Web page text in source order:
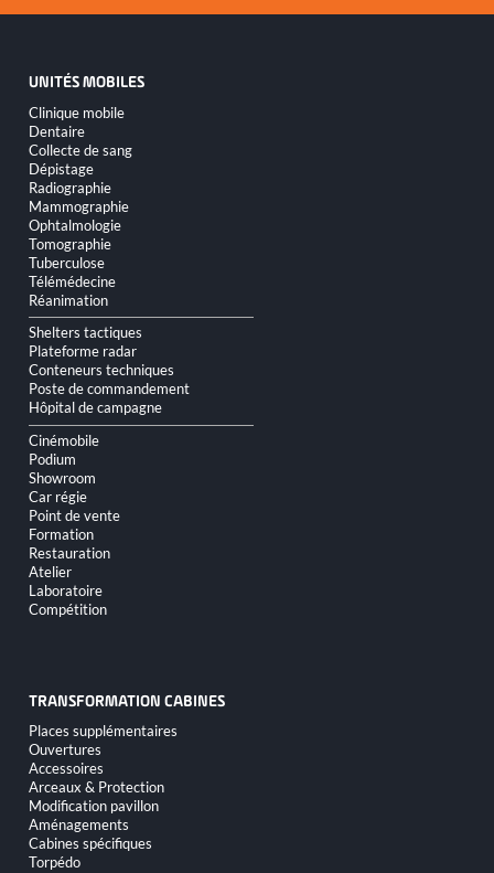
UNITÉS MOBILES
Aller
au
contenu
Clinique mobile
Dentaire
Collecte de sang
Dépistage
Radiographie
Mammographie
Ophtalmologie
Tomographie
Tuberculose
Télémédecine
Réanimation
Shelters tactiques
Plateforme radar
Conteneurs techniques
Poste de commandement
Hôpital de campagne
Cinémobile
Podium
Showroom
Car régie
Point de vente
Formation
Restauration
Atelier
Laboratoire
Compétition
TRANSFORMATION CABINES
Aller
au
contenu
Places supplémentaires
Ouvertures
Accessoires
Arceaux & Protection
Modification pavillon
Aménagements
Cabines spécifiques
Torpédo